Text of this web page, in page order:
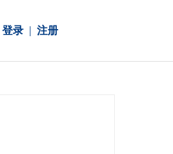
登录 | 注册